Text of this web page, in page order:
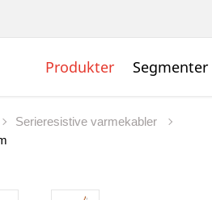
Produkter Segmenter
Serieresistive varmekabler